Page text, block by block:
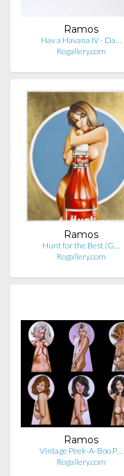
Ramos
Hav a Havana IV - Da…
Rogallery.com
Ramos
Hunt for the Best (G…
Rogallery.com
Ramos
Vintage Peek-A-Boo P…
Rogallery.com